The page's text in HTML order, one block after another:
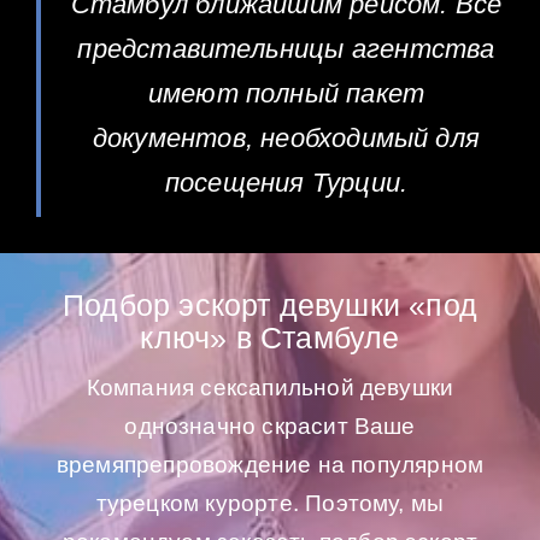
представительницы агентства
имеют полный пакет
документов, необходимый для
посещения Турции.
Подбор эскорт девушки «под
ключ» в Стамбуле
Компания сексапильной девушки
однозначно скрасит Ваше
времяпрепровождение на популярном
турецком курорте. Поэтому, мы